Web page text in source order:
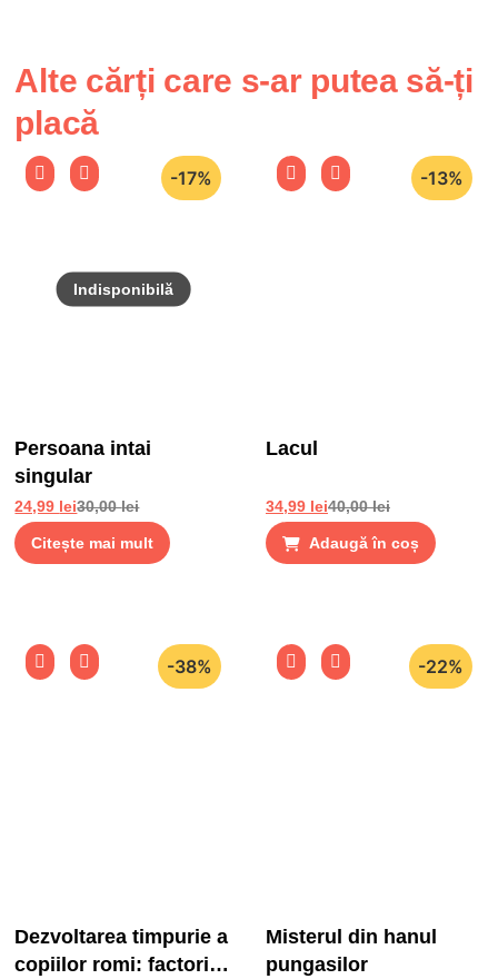
Alte cărți care s-ar putea să-ți
placă
-17%
Persoana intai
singular
30,00lei
24,99 lei
Citește mai mult
-13%
Lacul
40,00lei
34,99 lei
Adaugă în coș
-38%
Dezvoltarea timpurie a
copiilor romi: factori
-22%
Misterul din hanul
pungasilor